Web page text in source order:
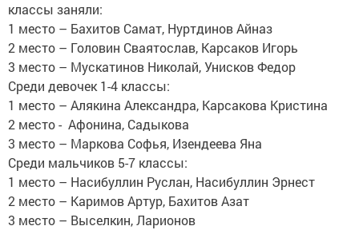
классы заняли:
1 место – Бахитов Самат, Нуртдинов Айназ
2 место – Головин Сваятослав, Карсаков Игорь
3 место – Мускатинов Николай, Унисков Федор
Среди девочек 1-4 классы:
1 место – Алякина Александра, Карсакова Кристина
2 место - Афонина, Садыкова
3 место – Маркова Софья, Изендеева Яна
Среди мальчиков 5-7 классы:
1 место – Насибуллин Руслан, Насибуллин Эрнест
2 место – Каримов Артур, Бахитов Азат
3 место – Выселкин, Ларионов